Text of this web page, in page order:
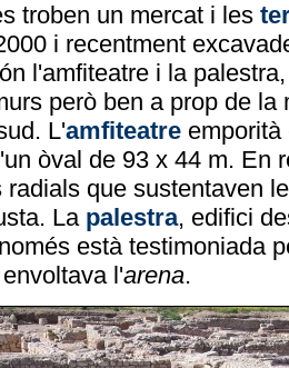
troben un mercat i les
i recentment
l'amfiteatre i la
però ben a prop de la
L'amfiteatre
òval de 93 x 44 m. En
radials que sustentaven
La palestra, edifici
està testimoniada
l'arena.